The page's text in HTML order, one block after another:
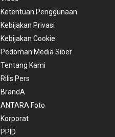
Ketentuan Penggunaan
Kebijakan Privasi
Kebijakan Cookie
Pedoman Media Siber
Tentang Kami
Rilis Pers
BrandA
ANTARA Foto
Korporat
PPID